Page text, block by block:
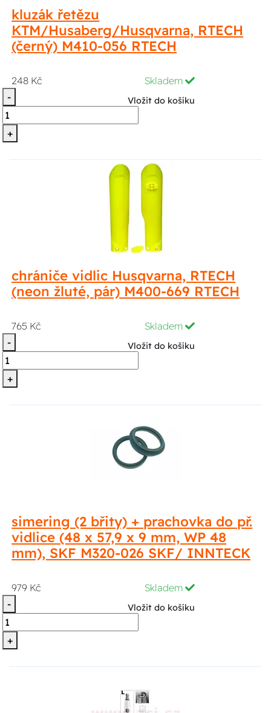
kluzák řetězu
KTM/Husaberg/Husqvarna, RTECH
(černý) M410-056 RTECH
248 Kč
Skladem
-
+
Vložit do košíku
chrániče vidlic Husqvarna, RTECH
(neon žluté, pár) M400-669 RTECH
765 Kč
Skladem
-
+
Vložit do košíku
simering (2 břity) + prachovka do př.
vidlice (48 x 57,9 x 9 mm, WP 48
mm), SKF M320-026 SKF/ INNTECK
979 Kč
Skladem
-
+
Vložit do košíku